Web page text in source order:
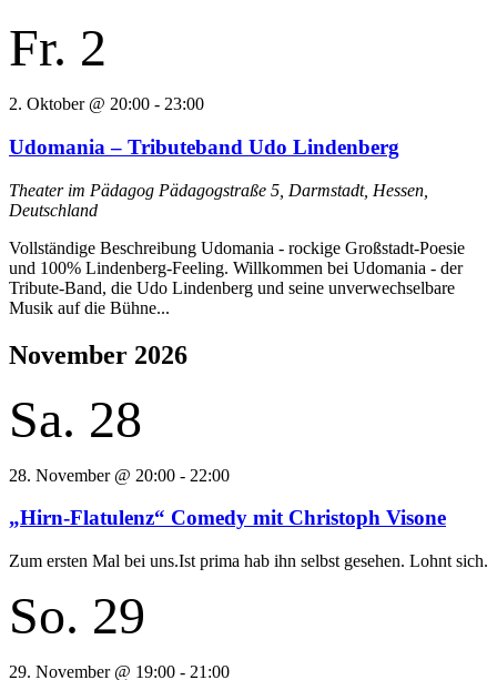
Fr. 2
2. Oktober @ 20:00 - 23:00
Udomania – Tributeband Udo Lindenberg
Theater im Pädagog Pädagogstraße 5, Darmstadt, Hessen,
Deutschland
Vollständige Beschreibung Udomania - rockige Großstadt-Poesie
und 100% Lindenberg-Feeling. Willkommen bei Udomania - der
Tribute-Band, die Udo Lindenberg und seine unverwechselbare
Musik auf die Bühne...
November 2026
Sa. 28
28. November @ 20:00 - 22:00
„Hirn-Flatulenz“ Comedy mit Christoph Visone
Zum ersten Mal bei uns.Ist prima hab ihn selbst gesehen. Lohnt sich.
So. 29
29. November @ 19:00 - 21:00